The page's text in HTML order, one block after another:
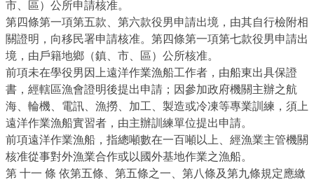
市、區）公所申請核准。
第四條第一項第五款、第六款役男申請出境，由其自行檢附相
關證明，向移民署申請核准。第四條第一項第七款役男申請出
境，由戶籍地鄉（鎮、市、區）公所核准。
前項未在學役男因上遠洋作業漁船工作者，由船東出具保證
書，經轄區漁會證明後提出申請；因參加政府機關主辦之航
海、輪機、電訊、漁撈、加工、製造或冷凍等專業訓練，須上
遠洋作業漁船實習者，由主辦訓練單位提出申請。
前項遠洋作業漁船，指總噸數在一百噸以上、經漁業主管機關
核准從事對外漁業合作或以國外基地作業之漁船。
第 十一 條 依第五條、第五條之一、第八條及第九條規定應繳